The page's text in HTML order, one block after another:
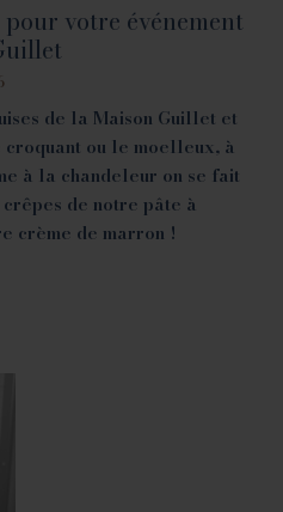
votre événement
de la Maison Guillet et
ou le moelleux, à
à la chandeleur on se fait
de notre pâte à
crème de marron !